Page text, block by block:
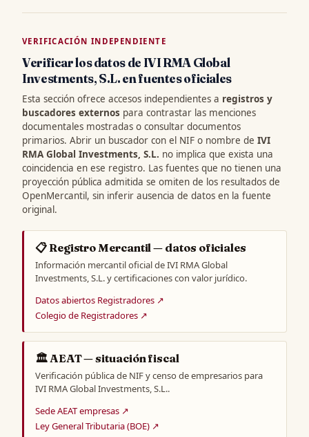
VERIFICACIÓN INDEPENDIENTE
Verificar los datos de IVI RMA Global
Investments, S.L. en fuentes oficiales
Esta sección ofrece accesos independientes a registros y
buscadores externos para contrastar las menciones
documentales mostradas o consultar documentos
primarios. Abrir un buscador con el NIF o nombre de IVI
RMA Global Investments, S.L. no implica que exista una
coincidencia en ese registro. Las fuentes que no tienen una
proyección pública admitida se omiten de los resultados de
OpenMercantil, sin inferir ausencia de datos en la fuente
original.
📋 Registro Mercantil — datos oficiales
Información mercantil oficial de IVI RMA Global
Investments, S.L. y certificaciones con valor jurídico.
Datos abiertos Registradores ↗
Colegio de Registradores ↗
🏛️ AEAT — situación fiscal
Verificación pública de NIF y censo de empresarios para
IVI RMA Global Investments, S.L..
Sede AEAT empresas ↗
Ley General Tributaria (BOE) ↗